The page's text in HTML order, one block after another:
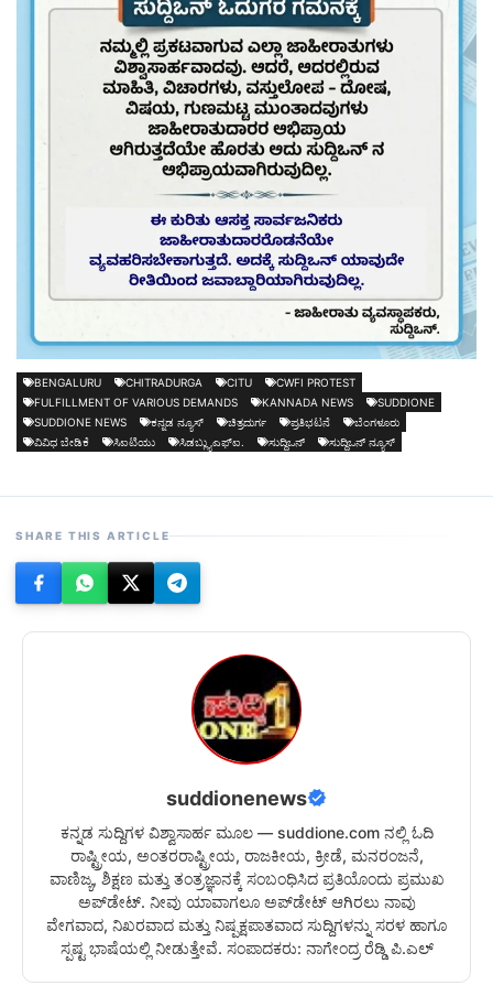
BENGALURU CHITRADURGA CITU
CWFI PROTEST
FULFILLMENT OF VARIOUS DEMANDS
KANNADA NEWS
SUDDIONE
SUDDIONE NEWS
ಕನ್ನಡ ನ್ಯೂಸ್ ಚಿತ್ರದುರ್ಗ ಪ್ರತಿಭಟನೆ
ಬೆಂಗಳೂರು
ವಿವಿಧ ಬೇಡಿಕೆ
ಸಿಐಟಿಯು ಸಿಡಬ್ಲ್ಯುಎಫ್‍ಐ. ಸುದ್ದಿಒನ್ ಸುದ್ದಿಒನ್ ನ್ಯೂಸ್
SHARE THIS ARTICLE
suddionenews
ಕನ್ನಡ ಸುದ್ದಿಗಳ ವಿಶ್ವಾಸಾರ್ಹ ಮೂಲ — suddione.com ನಲ್ಲಿ ಓದಿ
ರಾಷ್ಟ್ರೀಯ, ಅಂತರರಾಷ್ಟ್ರೀಯ, ರಾಜಕೀಯ, ಕ್ರೀಡೆ, ಮನರಂಜನೆ,
ವಾಣಿಜ್ಯ, ಶಿಕ್ಷಣ ಮತ್ತು ತಂತ್ರಜ್ಞಾನಕ್ಕೆ ಸಂಬಂಧಿಸಿದ ಪ್ರತಿಯೊಂದು ಪ್ರಮುಖ
ಅಪ್‌ಡೇಟ್. ನೀವು ಯಾವಾಗಲೂ ಅಪ್‌ಡೇಟ್ ಆಗಿರಲು ನಾವು
ವೇಗವಾದ, ನಿಖರವಾದ ಮತ್ತು ನಿಷ್ಪಕ್ಷಪಾತವಾದ ಸುದ್ದಿಗಳನ್ನು ಸರಳ ಹಾಗೂ
ಸ್ಪಷ್ಟ ಭಾಷೆಯಲ್ಲಿ ನೀಡುತ್ತೇವೆ. ಸಂಪಾದಕರು: ನಾಗೇಂದ್ರ ರೆಡ್ಡಿ ಪಿ.ಎಲ್